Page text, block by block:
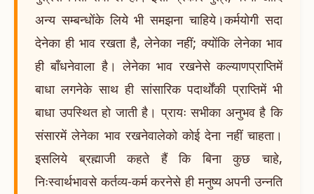
अन्य सम्बन्धोंके लिये भी समझना चाहिये।कर्मयोगी सदा
देनेका ही भाव रखता है, लेनेका नहीं; क्योंकि लेनेका भाव
ही बाँधनेवाला है। लेनेका भाव रखनेसे कल्याणप्राप्तिमें
बाधा लगनेके साथ ही सांसारिक पदार्थोंकी प्राप्तिमें भी
बाधा उपस्थित हो जाती है। प्रायः सभीका अनुभव है कि
संसारमें लेनेका भाव रखनेवालेको कोई देना नहीं चाहता।
इसलिये ब्रह्माजी कहते हैं कि बिना कुछ चाहे,
निःस्वार्थभावसे कर्तव्य-कर्म करनेसे ही मनुष्य अपनी उन्नति